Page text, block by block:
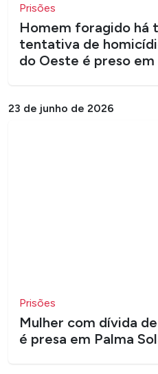
Prisões
Homem foragido há
tentativa de
do Oeste é preso
23 de junho de 2026
Prisões
Mulher com dívida
é presa em Palma